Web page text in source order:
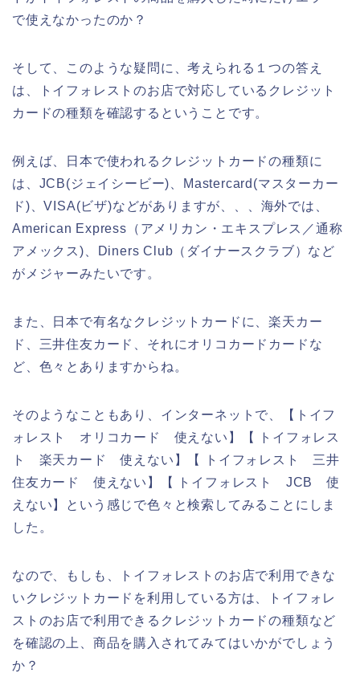
で使えなかったのか？
そして、このような疑問に、考えられる１つの答え
は、トイフォレストのお店で対応しているクレジット
カードの種類を確認するということです。
例えば、日本で使われるクレジットカードの種類に
は、JCB(ジェイシービー)、Mastercard(マスターカー
ド)、VISA(ビザ)などがありますが、、、海外では、
American Express（アメリカン・エキスプレス／通称
アメックス)、Diners Club（ダイナースクラブ）など
がメジャーみたいです。
また、日本で有名なクレジットカードに、楽天カー
ド、三井住友カード、それにオリコカードカードな
ど、色々とありますからね。
そのようなこともあり、インターネットで、【トイフ
ォレスト オリコカード 使えない】【 トイフォレス
ト 楽天カード 使えない】【 トイフォレスト 三井
住友カード 使えない】【 トイフォレスト JCB 使
えない】という感じで色々と検索してみることにしま
した。
なので、もしも、トイフォレストのお店で利用できな
いクレジットカードを利用している方は、トイフォレ
ストのお店で利用できるクレジットカードの種類など
を確認の上、商品を購入されてみてはいかがでしょう
か？